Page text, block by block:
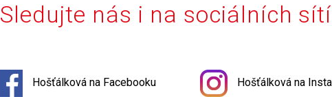
Sledujte nás i na sociálních
Hošťálková na Facebooku Hošťálková na